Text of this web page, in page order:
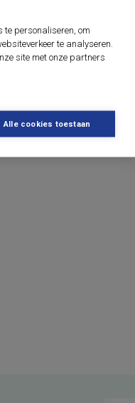
te personaliseren, om
te analyseren.
site met onze partners
Alle cookies toestaan